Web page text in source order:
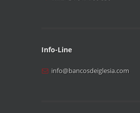
Info-Line
info@bancosdeiglesia.com